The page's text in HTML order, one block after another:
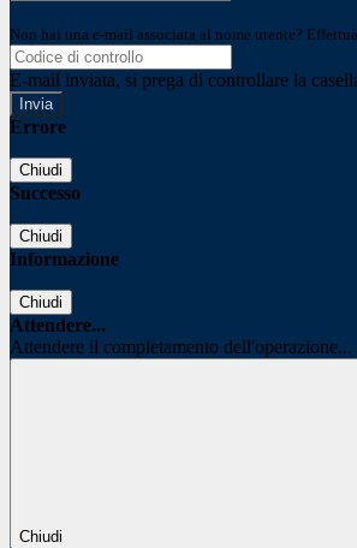
Non hai una e-mail associata al nome utente?
E-mail inviata, si prega di controllare la
Errore
Chiudi
Successo
Chiudi
Informazione
Chiudi
Attendere...
Attendere il completamento dell'operazione...
Chiudi